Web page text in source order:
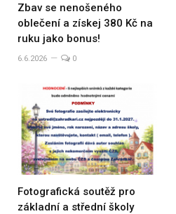
Zbav se nenošeného
oblečení a získej 380 Kč na
ruku jako bonus!
6.6.2026 0
Fotografická soutěž pro
základní a střední školy